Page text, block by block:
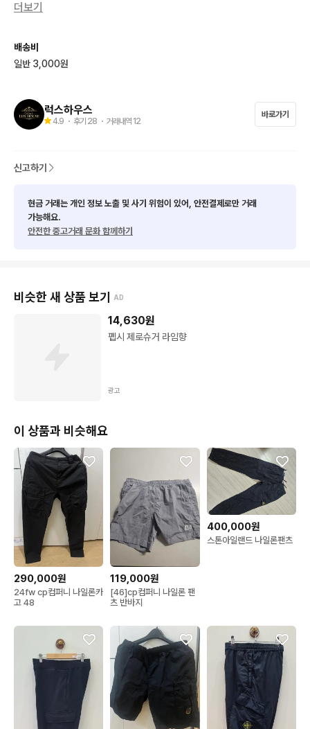
편하게 연락주셔요..2268
구제의류 특성상 정,가품 유무를 제외하곤
더보기
배송비
일반 3,000원
럭스하우스
4.9 ・ 후기 28 ・ 거래내역 12
바로가기
신고하기
현금 거래는 개인 정보 노출 및 사기 위험이 있어, 안전결제로만 거래
가능해요.
안전한 중고거래 문화 함께하기
비슷한 새 상품 보기 AD
14,630원
펩시 제로슈거 라임향
광고
이 상품과 비슷해요
290,000원
24fw cp컴퍼니 나일론카
고 48
119,000원
[46]cp컴퍼니 나일론 팬
츠 반바지
400,000원
스톤아일랜드 나일론팬츠